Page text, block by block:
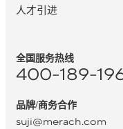
人才引进
全国服务热线
400-189-
品牌/商务合作
suji@merach.com